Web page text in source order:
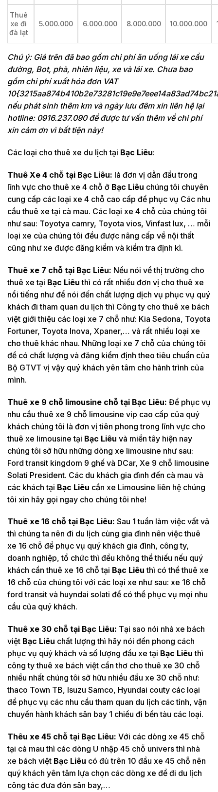
Thuê
xe đi
đà lạt
5.000.000 6.000.000 8.000.000 10.000.000
Chú ý: Giá trên đã bao gồm chi phí ăn uống lái xe cầu
đường, Bot, phà, nhiên liệu, xe và lái xe. Chưa bao
gồm chi phí xuất hóa đơn VAT
nếu phát sinh thêm km và ngày lưu đêm xin liên hệ lại
hotline: 0916.237.090 để được tư vấn thêm về chi phí
xin cảm ơn vì bất tiện này!
Các loại cho thuê xe du lịch tại Bạc Liêu:
Thuê Xe 4 chỗ tại Bạc Liêu: là đơn vị dẫn đầu trong
lĩnh vực cho thuê xe 4 chỗ ở Bạc Liêu chúng tôi chuyên
cung cấp các loại xe 4 chỗ cao cấp để phục vụ Các nhu
cầu thuê xe tại cà mau. Các loại xe 4 chỗ của chúng tôi
như sau: Toyotya camry, Toyota vios, Vinfast lux, … mỗi
loại xe của chúng tôi đều được nâng cấp về nội thất
cũng như xe được đăng kiểm và kiểm tra định kì.
Thuê xe 7 chỗ tại Bạc Liêu: Nếu nói về thị trường cho
thuê xe tại Bạc Liêu thì có rất nhiều đơn vị cho thuê xe
nổi tiếng như để nói đến chất lượng dịch vụ phục vụ quý
khách đi tham quan du lịch thì Công ty cho thuê xe bách
việt giới thiệu các loại xe 7 chỗ như: Kia Sedona, Toyota
Fortuner, Toyota Inova, Xpaner,… và rất nhiều loại xe
cho thuê khác nhau. Những loại xe 7 chỗ của chúng tôi
đề có chất lượng và đăng kiểm định theo tiêu chuẩn của
Bộ GTVT vị vậy quý khách yên tâm cho hành trình của
mình.
Thuê xe 9 chỗ limousine chỗ tại Bạc Liêu: Để phục vụ
nhu cầu thuê xe 9 chỗ limousine vip cao cấp của quý
khách chúng tôi là đơn vị tiên phong trong lĩnh vực cho
thuê xe limousine tại Bạc Liêu và miền tây hiện nay
chúng tôi sở hữu những dòng xe limousine như sau:
Ford transit kingdom 9 ghế và DCar, Xe 9 chỗ limousine
Solati President. Các du khách gia đình đến cà mau và
các khách tại Bạc Liêu cần xe Limousine liên hệ chúng
tôi xin hãy gọi ngay cho chúng tôi nhe!
Thuê xe 16 chỗ tại Bạc Liêu: Sau 1 tuần làm việc vất vả
thì chúng ta nên đi du lịch cùng gia đình nên việc thuê
xe 16 chỗ để phục vụ quý khách gia đình, công ty,
doanh nghiệp, tổ chức thì đều không thể thiếu nếu quý
khách cần thuê xe 16 chỗ tại Bạc Liêu thì có thể thuê xe
16 chỗ của chúng tôi với các loại xe như sau: xe 16 chỗ
ford transit và huyndai solati để có thể phục vụ mọi nhu
cầu của quý khách.
Thuê xe 30 chỗ tại Bạc Liêu: Tại sao nói nhà xe bách
việt Bạc Liêu chất lượng thì hãy nói đến phong cách
phục vụ quý khách và số lượng đầu xe tại Bạc Liêu thì
công ty thuê xe bách việt cần thơ cho thuê xe 30 chỗ
nhiều nhất chúng tôi sở hữu nhiều đầu xe 30 chỗ như:
thaco Town TB, Isuzu Samco, Hyundai couty các loại
để phục vụ các nhu cầu tham quan du lịch các tỉnh, vận
chuyển hành khách sân bay 1 chiều đi bến tàu các loại.
Thêu xe 45 chỗ tại Bạc Liêu: Với các dòng xe 45 chỗ
tại cà mau thì các dòng U nhập 45 chỗ univers thì nhà
xe bách việt Bạc Liêu có đủ trên 10 đầu xe 45 chỗ nên
quý khách yên tâm lựa chọn các dòng xe để đi du lịch
công tác đưa đón sân bay,…